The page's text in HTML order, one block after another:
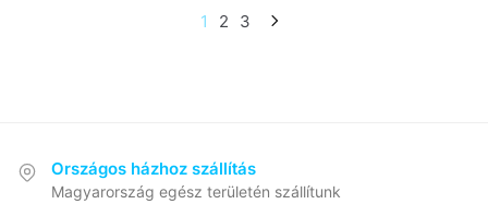
Bejegyzések1 2 3
Országos házhoz szállítás
Magyarország egész területén szállítunk